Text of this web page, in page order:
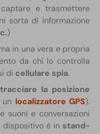
e trasmettere
sorta di informazione
)
in una vera e propria
da chi lo controlla
di cellulare spia.
tracciare la posizione
localizzatore GPS).
suoni e conversazioni
dispositivo è in stand-